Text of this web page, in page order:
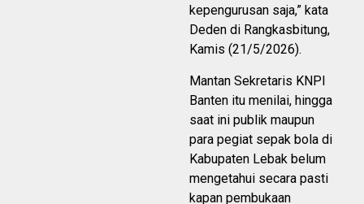
kepengurusan saja,” kata
Deden di Rangkasbitung,
Kamis (21/5/2026).
Mantan Sekretaris KNPI
Banten itu menilai, hingga
saat ini publik maupun
para pegiat sepak bola di
Kabupaten Lebak belum
mengetahui secara pasti
kapan pembukaan